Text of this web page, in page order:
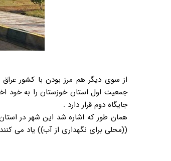
جمعیت اول استان خوزستان را به خود
جایگاه دوم قرار دارد .
همان طور که اشاره شد این شهر در
((محلی برای نگهداری از آب)) یاد می